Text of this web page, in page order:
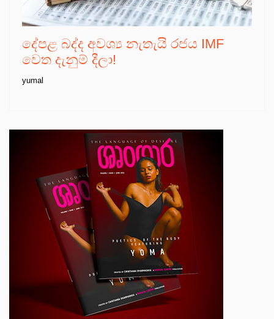
දේපළ බද්ද අවශ්‍ය නැතැයි රජය IMF
වෙත දැනුම් දීලා!
yumal